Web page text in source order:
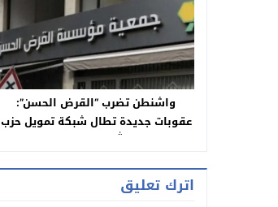
واشنطن تضرب “القرض الحسن”:
عقوبات جديدة تطال شبكة تمويل حزب
الله في لبنان
اترك تعليق